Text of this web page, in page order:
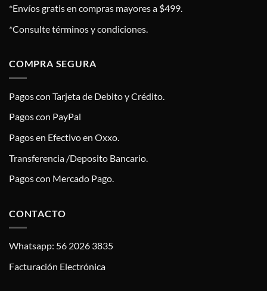
*Envíos gratis en compras mayores a $499.
*Consulte términos y condiciones.
COMPRA SEGURA
Pagos con Tarjeta de Debito y Crédito.
Pagos con PayPal
Pagos en Efectivo en Oxxo.
Transferencia /Deposito Bancario.
Pagos con Mercado Pago.
CONTACTO
Whatsapp: 56 2026 3835
Facturación Electrónica